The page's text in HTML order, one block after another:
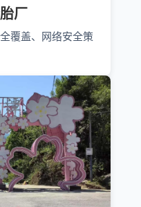
厂
覆盖、网络安全策